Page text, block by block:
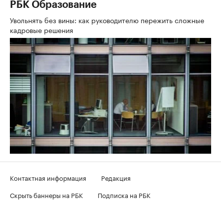
РБК Образование
Увольнять без вины: как руководителю пережить сложные
кадровые решения
Контактная информация
Редакция
Скрыть баннеры на РБК
Подписка на РБК